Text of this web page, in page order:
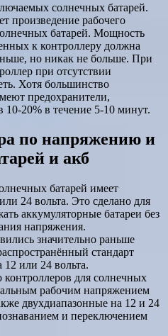
солнечных батарей.
произведение рабочего
батарей. Мощность
к контроллеру должна
но никак не больше. При
при отсутствии
Хотя большинство
предохранители,
10-20% в течение 5-10 минут.
по напряжению и
и акб
батарей имеет
24 вольта. Это сделано для
аккумуляторные батареи без
напряжения.
значительно раньше
стандарт
или 24 вольта.
для солнечных
рабочим напряжением
двухдиапазонные на 12 и 24
и переключением